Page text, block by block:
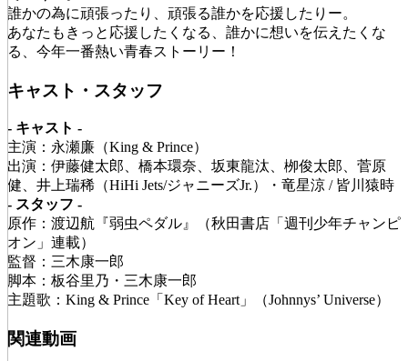
誰かの為に頑張ったり、頑張る誰かを応援したりー。
あなたもきっと応援したくなる、誰かに想いを伝えたくな
る、今年一番熱い青春ストーリー！
キャスト・スタッフ
- キャスト -
主演：永瀬廉（King & Prince）
出演：伊藤健太郎、橋本環奈、坂東龍汰、栁俊太郎、菅原
健、井上瑞稀（HiHi Jets/ジャニーズJr.）・竜星涼 / 皆川猿時
- スタッフ -
原作：渡辺航『弱虫ペダル』（秋田書店「週刊少年チャンピ
オン」連載）
監督：三木康一郎
脚本：板谷里乃・三木康一郎
主題歌：King & Prince「Key of Heart」（Johnnys’ Universe）
関連動画